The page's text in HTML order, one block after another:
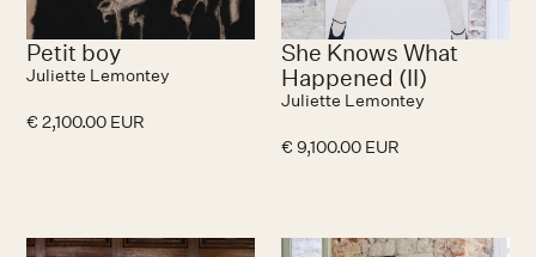
Petit boy
Juliette Lemontey
€ 2,100.00 EUR
She Knows What
Happened (II)
Juliette Lemontey
€ 9,100.00 EUR